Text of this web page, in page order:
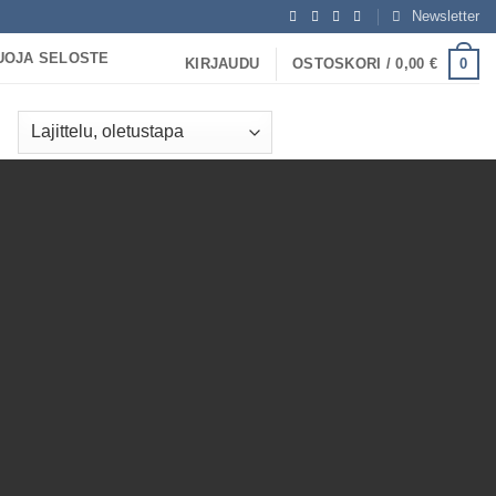
Newsletter
SELOSTE KIRJAUDU OSTOSKORI /0,00 € 0